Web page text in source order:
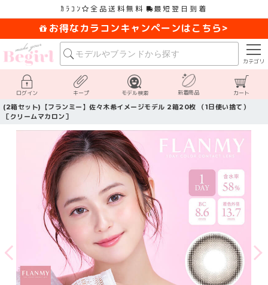
ｶﾗｺﾝ 全品送料無料 最短翌日到着
お得なカラコンキャンペーンはこちら>
カテゴリ
ログイン キープ モデル検索 新着商品 カート
(2箱セット)【フランミー】佐々木希イメージモデル 2箱20枚 （1日使い捨て）
［クリームマカロン］